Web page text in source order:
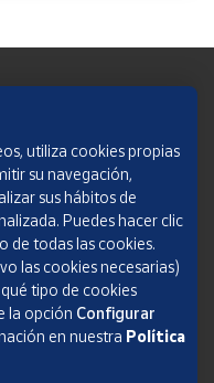
S.A., S.M.E. Todos los derechos
utiliza cookies propias
su navegación,
sus hábitos de
Puedes hacer clic
de todas las cookies.
las cookies necesarias)
tipo de cookies
la opción Configurar
en nuestra Política